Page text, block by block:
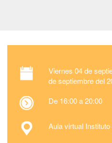
Viernes 04 de
de septiembre del
De 16:00 a 20:00
Aula virtual